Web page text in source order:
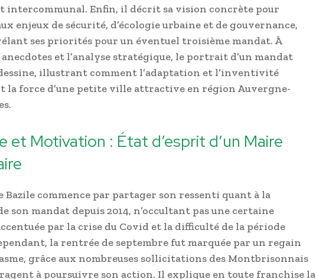
intercommunal. Enfin, il décrit sa vision concrète pour
enjeux de sécurité, d’écologie urbaine et de gouvernance,
ses priorités pour un éventuel troisième mandat. À
et l’analyse stratégique, le portrait d’un mandat
illustrant comment l’adaptation et l’inventivité
la force d’une petite ville attractive en région Auvergne-
et Motivation : État d’esprit d’un Maire
Bazile commence par partager son ressenti quant à la
son mandat depuis 2014, n’occultant pas une certaine
par la crise du Covid et la difficulté de la période
la rentrée de septembre fut marquée par un regain
grâce aux nombreuses sollicitations des Montbrisonnais
à poursuivre son action. Il explique en toute franchise la